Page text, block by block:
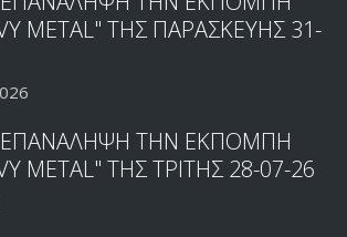
METAL" ΤΗΣ ΠΑΡΑΣΚΕΥΗΣ 31-
ΕΠΑΝΑΛΗΨΗ ΤΗΝ ΕΚΠΟΜΠΗ
METAL" ΤΗΣ ΤΡΙΤΗΣ 28-07-26